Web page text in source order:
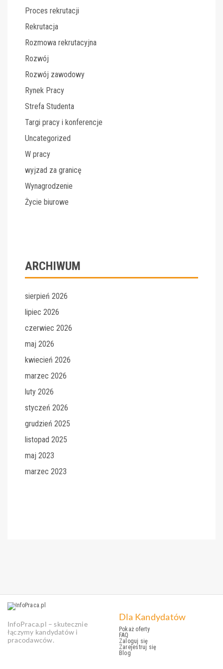
Proces rekrutacji
Rekrutacja
Rozmowa rekrutacyjna
Rozwój
Rozwój zawodowy
Rynek Pracy
Strefa Studenta
Targi pracy i konferencje
Uncategorized
W pracy
wyjzad za granicę
Wynagrodzenie
Życie biurowe
ARCHIWUM
sierpień 2026
lipiec 2026
czerwiec 2026
maj 2026
kwiecień 2026
marzec 2026
luty 2026
styczeń 2026
grudzień 2025
listopad 2025
maj 2023
marzec 2023
InfoPraca.pl – skutecznie
łączymy kandydatów i
pracodawców.
Dla Kandydatów
Pokaż oferty
FAQ
Zaloguj się
Zarejestruj się
Blog